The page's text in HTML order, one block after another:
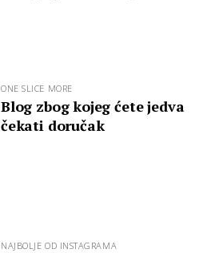
ONE SLICE MORE
Blog zbog kojeg ćete jedva
čekati doručak
NAJBOLJE OD INSTAGRAMA